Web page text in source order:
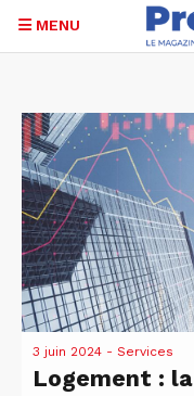
contenu
principal
MENU
3 juin 2024 - Services
Logement :